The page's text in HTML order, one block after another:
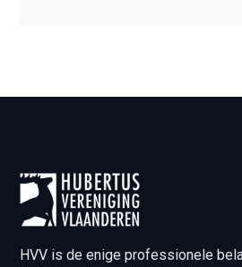
HVV is de enige professionele